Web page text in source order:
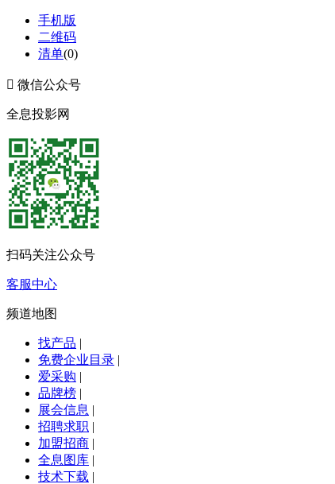
手机版
二维码
清单(0)
 微信公众号
全息投影网
扫码关注公众号
客服中心
频道地图
找产品 |
免费企业目录 |
爱采购 |
品牌榜 |
展会信息 |
招聘求职 |
加盟招商 |
全息图库 |
技术下载 |